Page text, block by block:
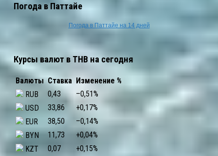
Погода в Паттайе
Погода в Паттайе на 14 дней
Курсы валют в THB на сегодня
Валюты Ставка Изменение %
RUB
0,43 –0,51%
USD
33,86 +0,17%
EUR
38,50 –0,14%
BYN
11,73 +0,04%
KZT
0,07 +0,15%